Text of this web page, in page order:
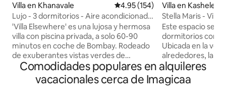
Villa en Khanavale Calificación promedio: 4.95 de
4.95 (154)
Lujo - 3 dormitorios - Aire acondicionado
- Villa con piscina - en Panvel
'Villa Elsewhere' es una lujosa y hermosa
villa con piscina privada, a solo 60-90
minutos en coche de Bombay. Rodeado
de exuberantes vistas verdes de
campos, colinas y sonidos de la
naturaleza. La villa tiene 3 dormitorios
con aire acondicionado en suite, una
Villa en Kashele
Stella Maris - Villa
Karjat
Este espacio
dormitorios con
Ubicada en la
alrededores, la
atardecer cada
y hermosa pintura. Cuenta con
Machan para
Comodidades populares en alquileres
vacacionales cerca de Imagicaa